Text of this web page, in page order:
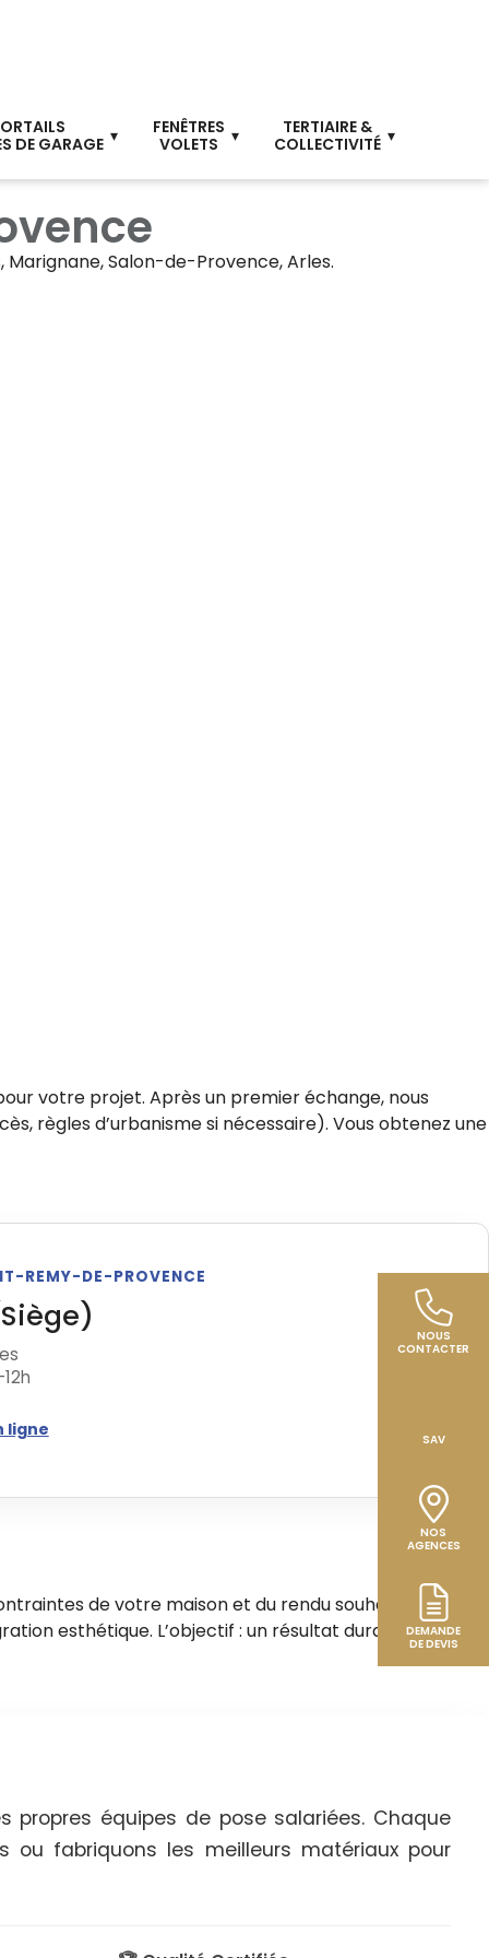
DE GARAGE
FENÊTRES
VOLETS
TERTIAIRE &
COLLECTIVITÉ
NOUS
CONTACTER
SAV
NOS
AGENCES
DEMANDE
DE DEVIS
Salon-de-Provence, Arles.
votre projet. Après un premier échange, nous
règles d’urbanisme si nécessaire). Vous obtenez une
REMY-DE-PROVENCE
ligne
de votre maison et du rendu souhaité. Lors du
esthétique. L’objectif : un résultat durable,
propres équipes de pose salariées. Chaque
ou fabriquons les meilleurs matériaux pour